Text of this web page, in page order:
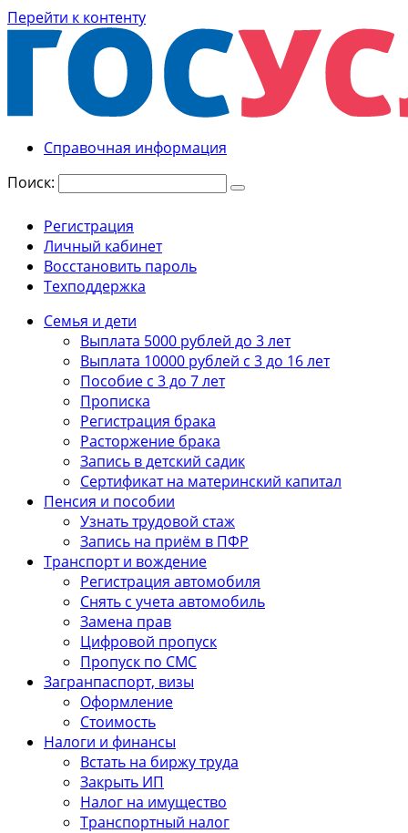
Перейти к контенту
Справочная информация
Поиск:
Регистрация
Личный кабинет
Восстановить пароль
Техподдержка
Семья и дети
Выплата 5000 рублей до 3 лет
Выплата 10000 рублей с 3 до 16 лет
Пособие с 3 до 7 лет
Прописка
Регистрация брака
Расторжение брака
Запись в детский садик
Сертификат на материнский капитал
Пенсия и пособии
Узнать трудовой стаж
Запись на приём в ПФР
Транспорт и вождение
Регистрация автомобиля
Снять с учета автомобиль
Замена прав
Цифровой пропуск
Пропуск по СМС
Загранпаспорт, визы
Оформление
Стоимость
Налоги и финансы
Встать на биржу труда
Закрыть ИП
Налог на имущество
Транспортный налог